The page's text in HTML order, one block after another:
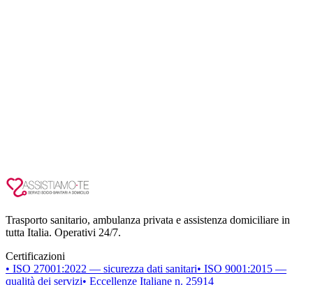
Trasporto sanitario, ambulanza privata e assistenza domiciliare in
tutta Italia. Operativi 24/7.
Certificazioni
• ISO 27001:2022 — sicurezza dati sanitari• ISO 9001:2015 —
qualità dei servizi• Eccellenze Italiane n. 25914